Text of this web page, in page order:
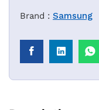
Brand : Samsung